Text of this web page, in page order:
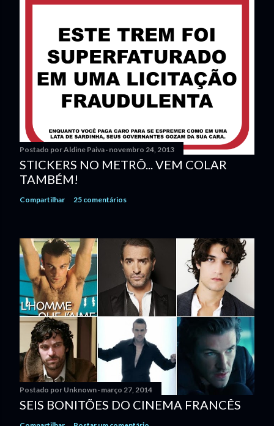
Postado porAldine Paiva novembro 24, 2013
STICKERS NO METRÔ... VEM COLAR
TAMBÉM!
Compartilhar 25 comentários
Postado por Unknown março 27, 2014
SEIS BONITÕES DO CINEMA FRANCÊS